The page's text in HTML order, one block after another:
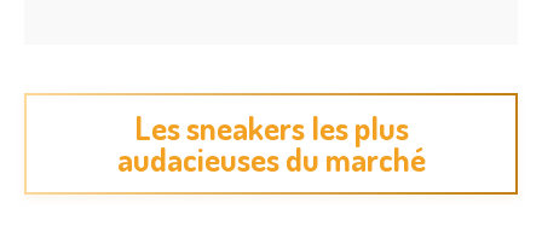
Les sneakers les plus
audacieuses du marché